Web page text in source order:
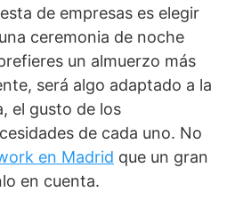
de empresas es elegir
ceremonia de noche
un almuerzo más
será algo adaptado a la
el gusto de los
de cada uno. No
en Madrid que un gran
en cuenta.